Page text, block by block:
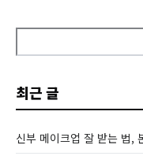
최근 글
신부 메이크업 잘 받는 법,